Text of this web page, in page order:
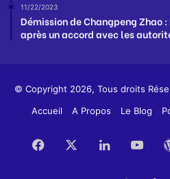
11/22/2023
Démission de Changpeng Zhao
après un accord avec les
© Copyright 2026, Tous droits
Accueil
A Propos Le Blog
Facebook Linkedin